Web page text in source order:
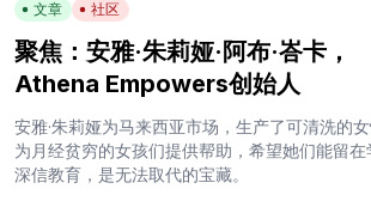
文章 社区
聚焦：安雅·朱莉娅·阿布·峇卡，
Athena Empowers创始人
安雅·朱莉娅为马来西亚市场，生产了可清洗的
为月经贫穷的女孩们提供帮助，希望她们能留
深信教育，是无法取代的宝藏。